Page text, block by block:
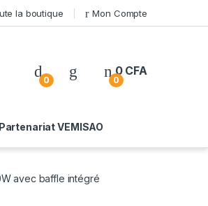
la boutique Mon Compte
0 0
0 CFA
VEMISAO
avec baffle intégré